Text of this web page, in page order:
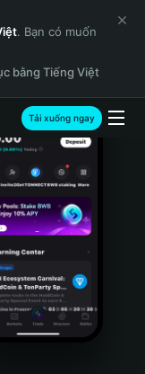
. Bạn có muốn
bằng Tiếng Việt
Tải xuống ngay